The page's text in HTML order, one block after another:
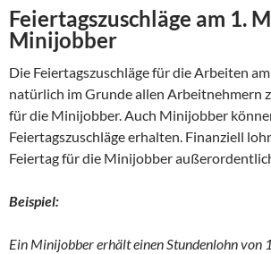
Feiertagszuschläge am 1.
Minijobber
Die Feiertagszuschläge für die Arbeiten
natürlich im Grunde allen Arbeitnehmern
für die Minijobber. Auch Minijobber
Feiertagszuschläge erhalten. Finanziell
Feiertag für die Minijobber
Beispiel:
Ein Minijobber erhält einen Stundenlohn von